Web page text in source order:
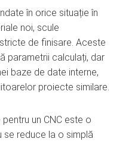
în orice situație în
noi, scule
de finisare. Aceste
parametrii calculați, dar
baze de date interne,
proiecte similare.
un CNC este o
se reduce la o simplă